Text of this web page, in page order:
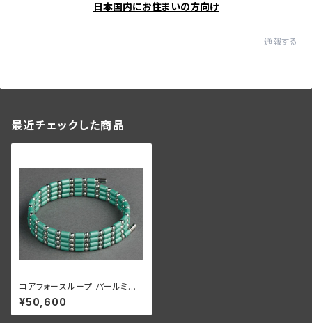
日本国内にお住まいの方向け
通報する
最近チェックした商品
コアフォースループ パールミント
SUS CFL70【正規品】
¥50,600